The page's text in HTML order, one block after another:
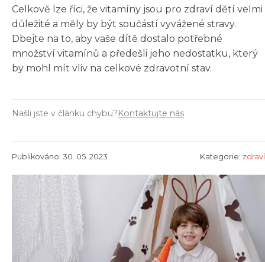
Celkově lze říci, že vitamíny jsou pro zdraví dětí velmi
důležité a měly by být součástí vyvážené stravy.
Dbejte na to, aby vaše dítě dostalo potřebné
množství vitamínů a předešli jeho nedostatku, který
by mohl mít vliv na celkové zdravotní stav.
Našli jste v článku chybu?Kontaktujte nás
Publikováno: 30. 05. 2023 Kategorie: zdraví